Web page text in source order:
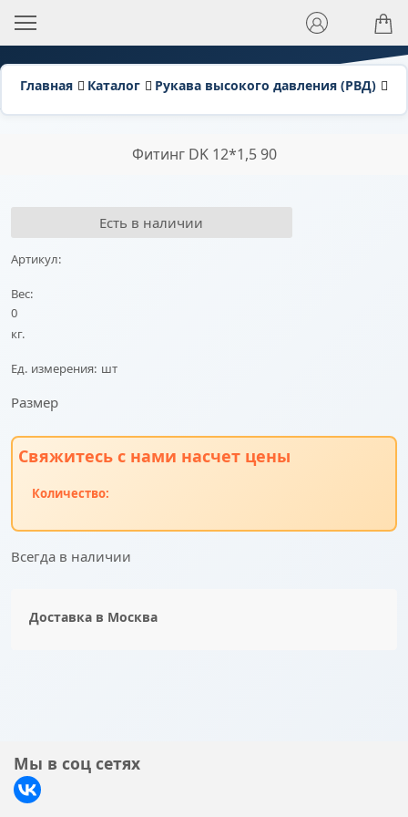
Главная Каталог Рукава высокого давления (РВД)
Фитинг DK 12*1,5 90
Есть в наличии
Артикул:
Вес:
0
кг.
Ед. измерения: шт
Размер
Свяжитесь с нами насчет цены
Количество:
Всегда в наличии
Доставка в Москва
Мы в соц сетях